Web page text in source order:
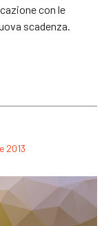
con le
scadenza.
2013